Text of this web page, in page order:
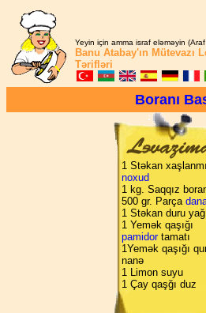
Yeyin için amma israf eləməyin
Banu Atabay'ın Mütevazı
Tərifləri
Boranı
1 Stəkan
noxud
1 kg. Saqqız
500 gr. Parça
1 Stəkan duru yağ
1 Yemək qaşığı
pamidortamatı
1Yemək qaşığı
nanə
1 Limon suyu
1 Çay qaşğı duz